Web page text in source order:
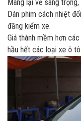
Mang lại vẻ sang
Dán phim cách nhiệt
đăng kiểm xe.
Giá thành mềm hơn
hầu hết các loại xe ô